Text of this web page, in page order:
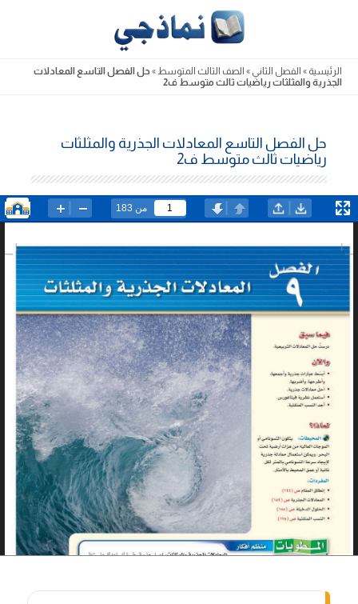
Skip
to
content
الرئيسية » الفصل الثاني » الصف الثالث المتوسط »حل الفصل التاسع المعادلات
الجذرية والمثلثات رياضيات ثالث متوسط ف2
حل الفصل التاسع المعادلات الجذرية والمثلثات
رياضيات ثالث متوسط ف2